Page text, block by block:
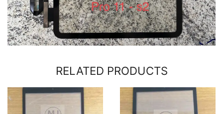
RELATED PRODUCTS